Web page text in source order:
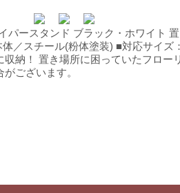
スタンド ブラック・ホワイト 置
／スチール(粉体塗装) ■対応サイズ
納！ 置き場所に困っていたフロー
ございます。